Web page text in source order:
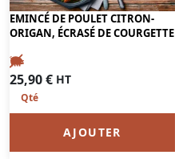
EMINCÉ DE POULET CITRON-
ORIGAN, ÉCRASÉ DE COURGETTE
25,90€ HT
AJOUTER